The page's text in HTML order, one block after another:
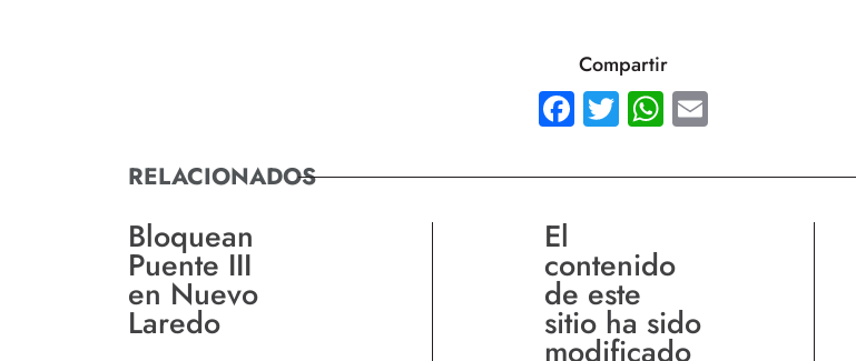
Compartir
Facebook
TwitterWhatsApp
RELACIONADOS
Bloquean
Puente III
en Nuevo
Laredo
El
contenido
de este
sitio ha sido
modificado